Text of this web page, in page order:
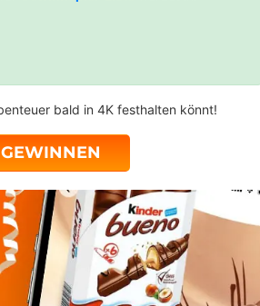
bald in 4K festhalten könnt!